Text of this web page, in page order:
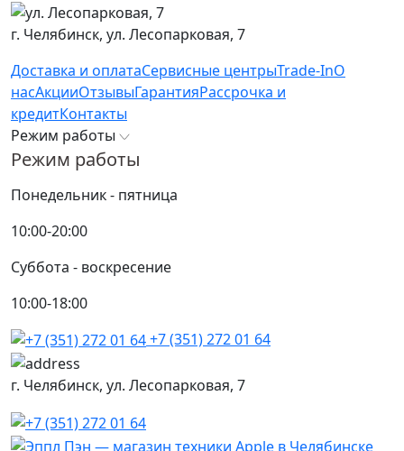
г. Челябинск, ул. Лесопарковая, 7
Доставка и оплатаСервисные центрыTrade-InО
насАкцииОтзывыГарантияРассрочка и
кредитКонтакты
Режим работы
Режим работы
Понедельник - пятница
10:00-20:00
Суббота - воскресение
10:00-18:00
+7 (351) 272 01 64
г. Челябинск, ул. Лесопарковая, 7